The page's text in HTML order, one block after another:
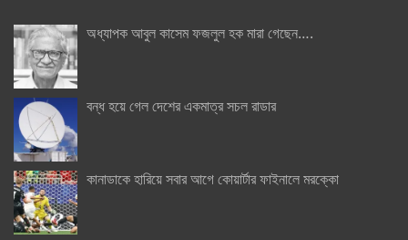
অধ্যাপক আবুল কাসেম ফজলুল হক মারা গেছেন….
বন্ধ হয়ে গেল দেশের একমাত্র সচল রাডার
কানাডাকে হারিয়ে সবার আগে কোয়ার্টার ফাইনালে মরক্কো